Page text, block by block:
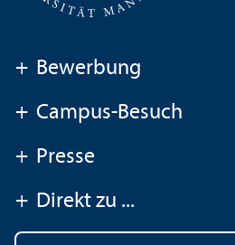
+ Bewerbung
+ Campus-Besuch
+ Presse
+ Direkt zu ...